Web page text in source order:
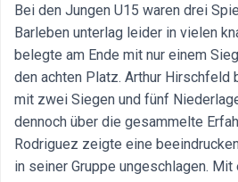
Bei den Jungen U15 waren drei
Barleben unterlag leider in vielen
belegte am Ende mit nur einem
den achten Platz. Arthur Hirschfeld
mit zwei Siegen und fünf
dennoch über die gesammelte
Rodriguez zeigte eine
in seiner Gruppe ungeschlagen.